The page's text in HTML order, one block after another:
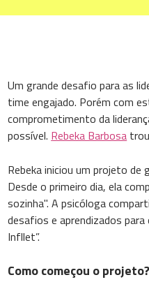
Um grande desafio para as
time engajado. Porém com
comprometimento da
possível. Rebeka Barbosa
Rebeka iniciou um projeto
Desde o primeiro dia, ela
sozinha". A psicóloga
desafios e aprendizados
Infllet”.
Como começou o projeto?